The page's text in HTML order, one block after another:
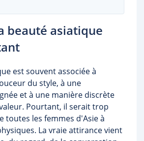
beauté asiatique
est souvent associée à
du style, à une
et à une manière discrète
Pourtant, il serait trop
toutes les femmes d'Asie à
La vraie attirance vient